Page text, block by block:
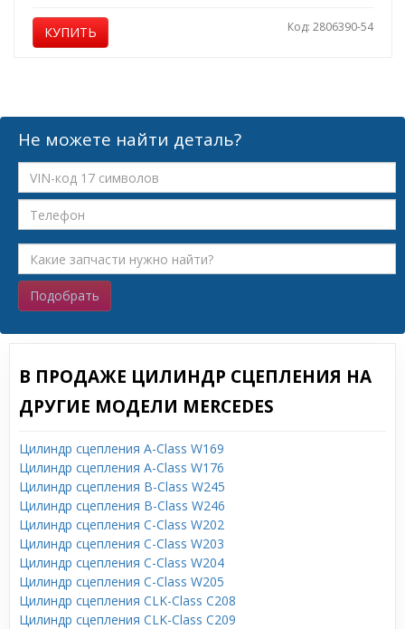
КУПИТЬ Код: 2806390-54
Не можете найти деталь?
Подобрать
В ПРОДАЖЕ ЦИЛИНДР СЦЕПЛЕНИЯ НА
ДРУГИЕ МОДЕЛИ MERCEDES
Цилиндр сцепления A-Class W169
Цилиндр сцепления A-Class W176
Цилиндр сцепления B-Class W245
Цилиндр сцепления B-Class W246
Цилиндр сцепления C-Class W202
Цилиндр сцепления C-Class W203
Цилиндр сцепления C-Class W204
Цилиндр сцепления C-Class W205
Цилиндр сцепления CLK-Class C208
Цилиндр сцепления CLK-Class C209